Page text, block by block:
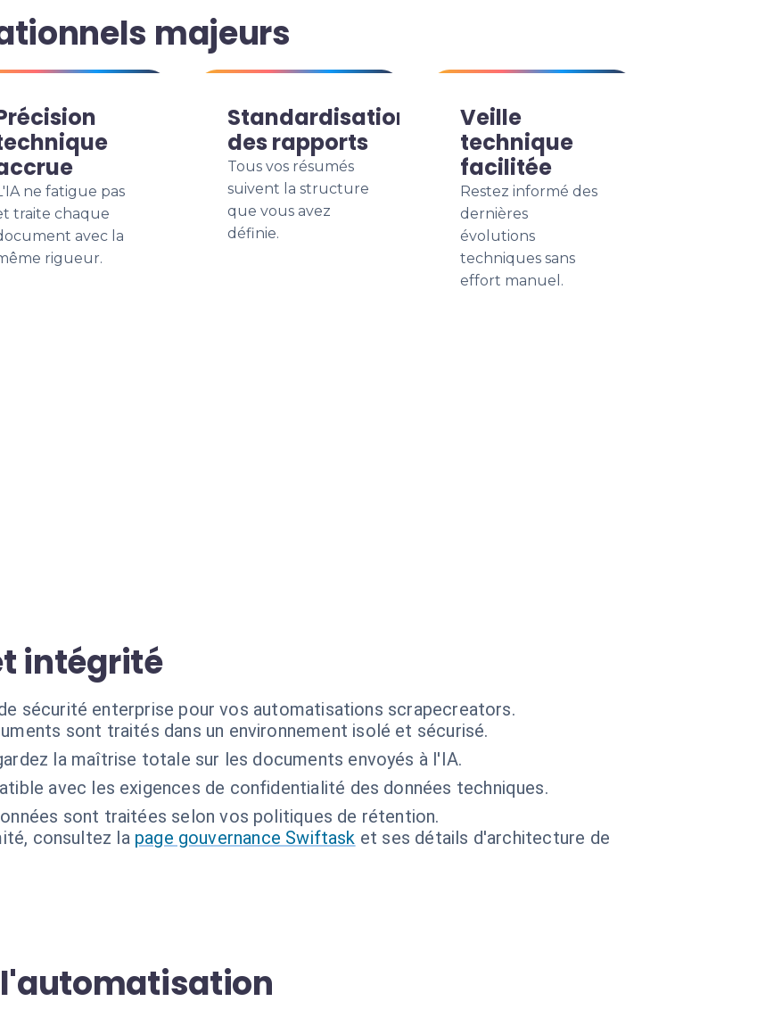
majeurs
ne fatigue pas
traite chaque
avec la
rigueur.
Standardisation
des rapports
Tous vos résumés
suivent la structure
que vous avez
définie.
Veille
technique
facilitée
Restez informé des
dernières
évolutions
techniques sans
effort manuel.
intégrité
sécurité enterprise pour vos automatisations scrapecreators.
sont traités dans un environnement isolé et sécurisé.
la maîtrise totale sur les documents envoyés à l'IA.
avec les exigences de confidentialité des données techniques.
sont traitées selon vos politiques de rétention.
consultez la page gouvernance Swiftask et ses détails d'architecture de